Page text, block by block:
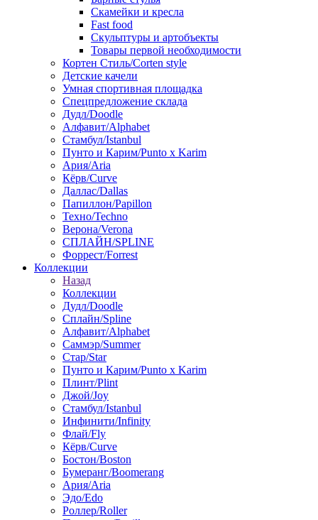
Скамейки и кресла
Fast food
Скульптуры и артобъекты
Товары первой необходимости
Кортен Стиль/Corten style
Детские качели
Умная спортивная площадка
Спецпредложение склада
Дудл/Doodle
Алфавит/Alphabet
Стамбул/Istanbul
Пунто и Карим/Punto x Karim
Ария/Aria
Кёрв/Curve
Даллас/Dallas
Папиллон/Papillon
Техно/Techno
Верона/Verona
СПЛАЙН/SPLINE
Форрест/Forrest
Коллекции
Назад
Коллекции
Дудл/Doodle
Сплайн/Spline
Алфавит/Alphabet
Саммэр/Summer
Стар/Star
Пунто и Карим/Punto x Karim
Плинт/Plint
Джой/Joy
Стамбул/Istanbul
Инфинити/Infinity
Флай/Fly
Кёрв/Curve
Бостон/Boston
Бумеранг/Boomerang
Ария/Aria
Эдо/Edo
Роллер/Roller